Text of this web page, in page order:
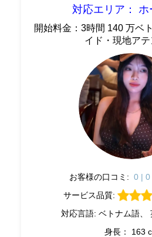
対応エリア： ホ
開始料金：3時間 140 万ベ
イド・現地アテ
お客様の口コミ: 0 | 0
サービス品質:
対応言語: ベトナム語、
身長： 163